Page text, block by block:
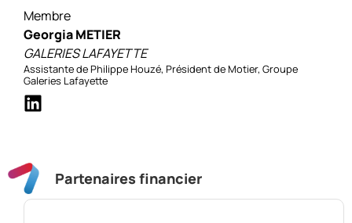
Membre
Georgia METIER
GALERIES LAFAYETTE
Assistante de Philippe Houzé, Président de Motier, Groupe
Galeries Lafayette
Partenaires financier